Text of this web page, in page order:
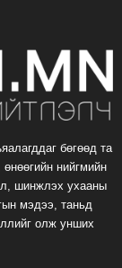
бөгөөд та
нийгмийн
шинжлэх ухааны
мэдээ, таньд
олж унших